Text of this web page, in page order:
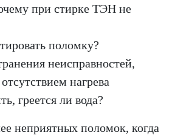
при стирке ТЭН не
поломку?
неисправностей,
нагрева
греется ли вода?
неприятных поломок, когда